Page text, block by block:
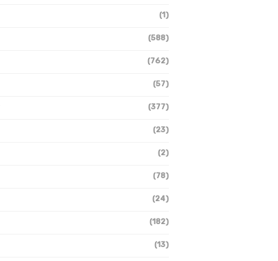
(1)
(588)
(762)
(57)
(377)
(23)
(2)
(78)
(24)
(182)
(13)